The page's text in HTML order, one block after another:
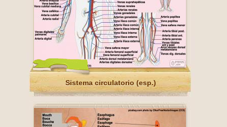
Sistema circulatorio (esp.)